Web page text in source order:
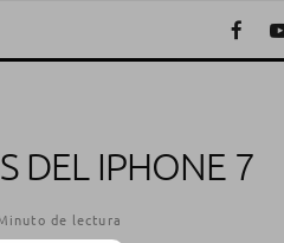
DEL IPHONE 7
de lectura